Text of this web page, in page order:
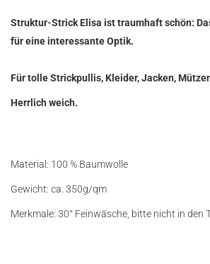
Struktur-Strick Elisa ist traumhaft schön:
für eine interessante Optik.
Für tolle Strickpullis, Kleider, Jacken,
Herrlich weich.
Material: 100 % Baumwolle
Gewicht: ca. 350g/qm
Merkmale: 30° Feinwäsche, bitte nicht in den